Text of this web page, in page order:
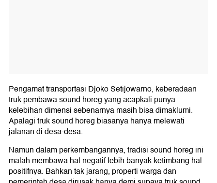
Pengamat transportasi Djoko Setijowarno, keberadaan
truk pembawa sound horeg yang acapkali punya
kelebihan dimensi sebenarnya masih bisa dimaklumi.
Apalagi truk sound horeg biasanya hanya melewati
jalanan di desa-desa.
Namun dalam perkembangannya, tradisi sound horeg ini
malah membawa hal negatif lebih banyak ketimbang hal
positifnya. Bahkan tak jarang, properti warga dan